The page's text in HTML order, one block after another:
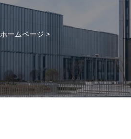
ホームページ >